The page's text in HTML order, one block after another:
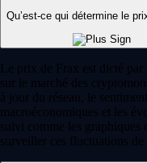
Qu’est-ce qui détermine le
Le prix de Frax est dicté
sur le marché des
à jour du réseau, le
macroéconomiques et les
suivi comme les
surveiller ces fluctuations de